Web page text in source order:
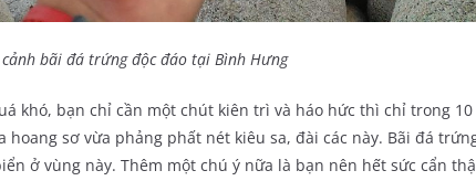
cảnh bãi đá trứng độc đáo tại Bình Hưng
khó, bạn chỉ cần một chút kiên trì và háo hức thì chỉ trong
hoang sơ vừa phảng phất nét kiêu sa, đài các này. Bãi đá
ở vùng này. Thêm một chú ý nữa là bạn nên hết sức cẩn